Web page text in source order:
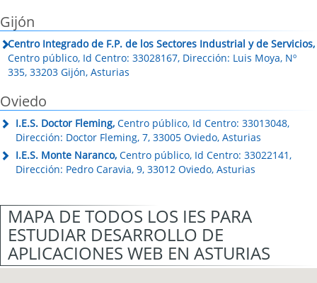
Gijón
Centro Integrado de F.P. de los Sectores Industrial y de Servicios,
Centro público, Id Centro: 33028167, Dirección: Luis Moya, Nº
335, 33203 Gijón, Asturias
Oviedo
I.E.S. Doctor Fleming, Centro público, Id Centro: 33013048,
Dirección: Doctor Fleming, 7, 33005 Oviedo, Asturias
I.E.S. Monte Naranco, Centro público, Id Centro: 33022141,
Dirección: Pedro Caravia, 9, 33012 Oviedo, Asturias
MAPA DE TODOS LOS IES PARA
ESTUDIAR DESARROLLO DE
APLICACIONES WEB EN ASTURIAS